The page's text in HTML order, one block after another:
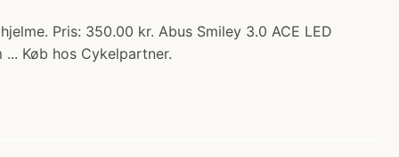
Pris: 350.00 kr. Abus Smiley 3.0 ACE LED
Køb hos Cykelpartner.